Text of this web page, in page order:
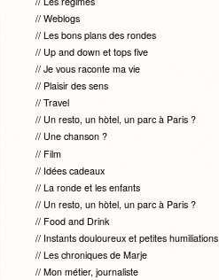
Weblogs
Les bons plans des rondes
Up and down et tops five
Je vous raconte ma vie
Plaisir des sens
Travel
Un resto, un hòtel, un parc à Paris ?
Une chanson ?
Film
Idées cadeaux
La ronde et les enfants
Un resto, un hòtel, un parc à Paris ?
Food and Drink
Instants douloureux et petites humiliations
Les chroniques de Marje
Mon métier, journaliste